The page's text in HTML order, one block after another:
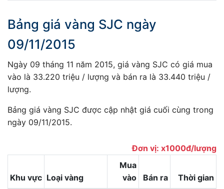
Bảng giá vàng SJC ngày
09/11/2015
Ngày 09 tháng 11 năm 2015, giá vàng SJC có giá mua
vào là 33.220 triệu / lượng và bán ra là 33.440 triệu /
lượng.
Bảng giá vàng SJC được cập nhật giá cuối cùng trong
ngày 09/11/2015.
Đơn vị: x1000đ/lượng
Khu vực Loại vàng
Mua
vào
Bán ra Thời gian